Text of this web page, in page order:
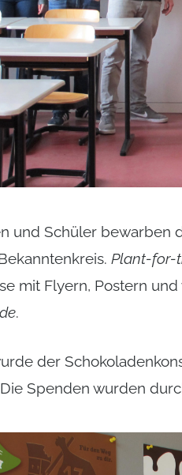
und Schüler bewarben
Plant-for-
mit Flyern, Postern
.
der
Spenden wurden